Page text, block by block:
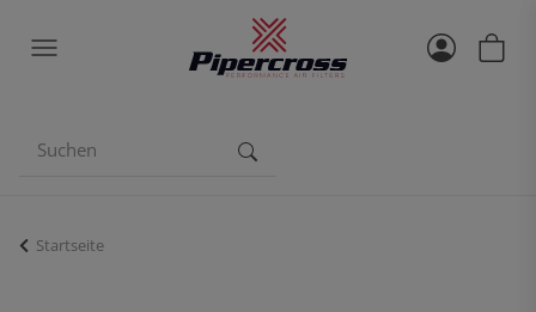
Startseite